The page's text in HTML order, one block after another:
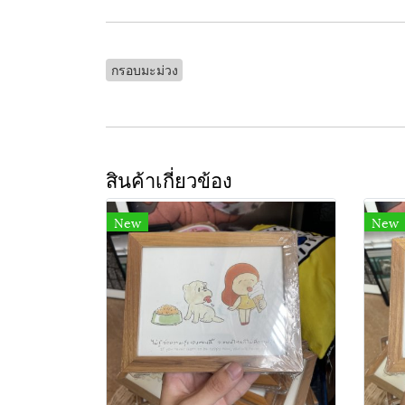
กรอบมะม่วง
สินค้าเกี่ยวข้อง
New New